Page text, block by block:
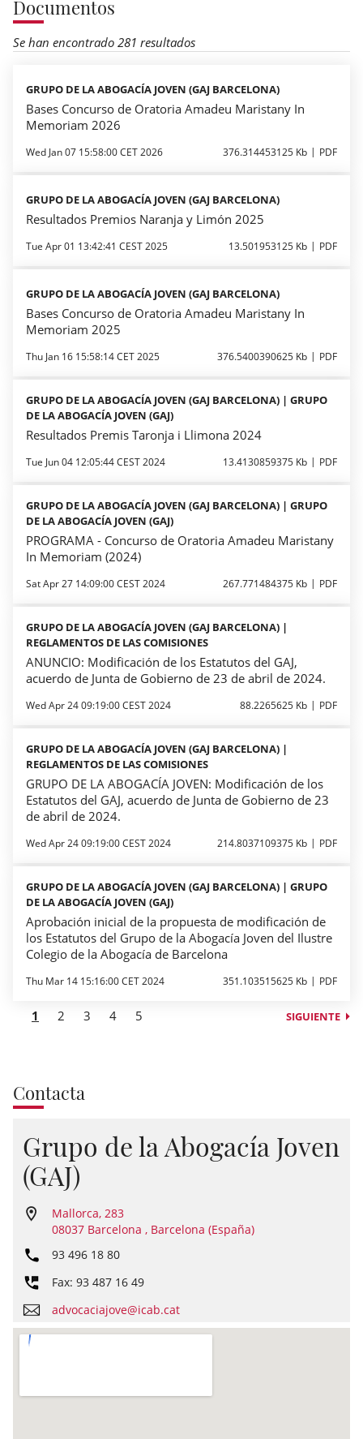
Documentos
Se han encontrado 281 resultados
GRUPO DE LA ABOGACÍA JOVEN (GAJ BARCELONA)
Bases Concurso de Oratoria Amadeu Maristany In
Memoriam 2026
Wed Jan 07 15:58:00 CET 2026 376.314453125 Kb PDF
GRUPO DE LA ABOGACÍA JOVEN (GAJ BARCELONA)
Resultados Premios Naranja y Limón 2025
Tue Apr 01 13:42:41 CEST 2025 13.501953125 Kb PDF
GRUPO DE LA ABOGACÍA JOVEN (GAJ BARCELONA)
Bases Concurso de Oratoria Amadeu Maristany In
Memoriam 2025
Thu Jan 16 15:58:14 CET 2025 376.5400390625 Kb PDF
GRUPO DE LA ABOGACÍA JOVEN (GAJ BARCELONA) | GRUPO
DE LA ABOGACÍA JOVEN (GAJ)
Resultados Premis Taronja i Llimona 2024
Tue Jun 04 12:05:44 CEST 2024 13.4130859375 Kb PDF
GRUPO DE LA ABOGACÍA JOVEN (GAJ BARCELONA) | GRUPO
DE LA ABOGACÍA JOVEN (GAJ)
PROGRAMA - Concurso de Oratoria Amadeu Maristany
In Memoriam (2024)
Sat Apr 27 14:09:00 CEST 2024 267.771484375 Kb PDF
GRUPO DE LA ABOGACÍA JOVEN (GAJ BARCELONA) |
REGLAMENTOS DE LAS COMISIONES
ANUNCIO: Modificación de los Estatutos del GAJ,
acuerdo de Junta de Gobierno de 23 de abril de 2024.
Wed Apr 24 09:19:00 CEST 2024 88.2265625 Kb PDF
GRUPO DE LA ABOGACÍA JOVEN (GAJ BARCELONA) |
REGLAMENTOS DE LAS COMISIONES
GRUPO DE LA ABOGACÍA JOVEN: Modificación de los
Estatutos del GAJ, acuerdo de Junta de Gobierno de 23
de abril de 2024.
Wed Apr 24 09:19:00 CEST 2024 214.8037109375 Kb PDF
GRUPO DE LA ABOGACÍA JOVEN (GAJ BARCELONA) | GRUPO
DE LA ABOGACÍA JOVEN (GAJ)
Aprobación inicial de la propuesta de modificación de
los Estatutos del Grupo de la Abogacía Joven del Ilustre
Colegio de la Abogacía de Barcelona
Thu Mar 14 15:16:00 CET 2024 351.103515625 Kb PDF
1 2 3 4 5 SIGUIENTE
Contacta
Grupo de la Abogacía Joven
(GAJ)
Mallorca, 283
08037 Barcelona , Barcelona (España)
93 496 18 80
Fax: 93 487 16 49
advocaciajove@icab.cat